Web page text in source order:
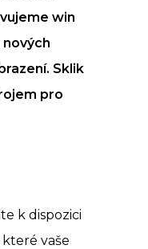
win
Sklik
pro
k dispozici
vaše